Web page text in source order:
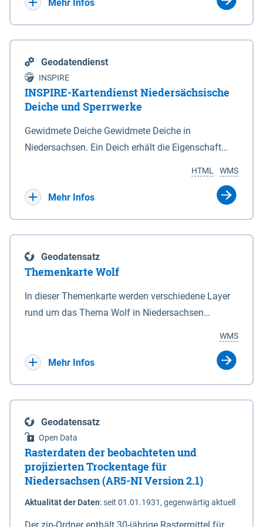
Mehr Infos
Geodatendienst
INSPIRE
INSPIRE-Kartendienst Niedersächsische
Deiche und Sperrwerke
Gewidmete Deiche Gewidmete Deiche in
Niedersachsen. Ein Deich erhält die Eigenschaft
Deichbehörde durch Verordnung ausspricht. Für
enthalten. Sperrwerke Sperrwerke sind Bauwerke
mit Sperrvorrichtungen in Tidegewässern, die dem
Schutz eines Gebietes vor erhöhten Tiden, vor allem
vor Sturmfluten, zu dienen bestimmt sind (§2 Abs.3
Eigenschaft eines Sperrwerkes durch Widmung, die
die Deichbehörde durch Verordnung ausspricht.
WMS
HTML
Mehr Infos
Geodatensatz
Themenkarte Wolf
In dieser Themenkarte werden verschiedene Layer
rund um das Thema Wolf in Niedersachsen
sowie Status der bestehenden Wolfsterritorien im
laufenden Monitoringjahr.
WMS
Mehr Infos
Geodatensatz
Open Data
Rasterdaten der beobachteten und
projizierten Trockentage für
Niedersachsen (AR5-NI Version 2.1)
Aktualität der Daten:seit 01.01.1931, gegenwärtig aktuell